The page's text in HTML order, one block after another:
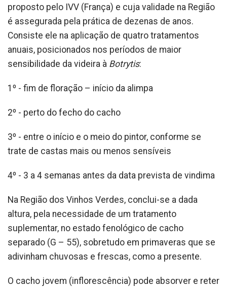
proposto pelo IVV (França) e cuja validade na Região
é assegurada pela prática de dezenas de anos.
Consiste ele na aplicação de quatro tratamentos
anuais, posicionados nos períodos de maior
sensibilidade da videira à Botrytis:
1º - fim de floração – início da alimpa
2º - perto do fecho do cacho
3º - entre o início e o meio do pintor, conforme se
trate de castas mais ou menos sensíveis
4º - 3 a 4 semanas antes da data prevista de vindima
Na Região dos Vinhos Verdes, conclui-se a dada
altura, pela necessidade de um tratamento
suplementar, no estado fenológico de cacho
separado (G – 55), sobretudo em primaveras que se
adivinham chuvosas e frescas, como a presente.
O cacho jovem (inflorescência) pode absorver e reter